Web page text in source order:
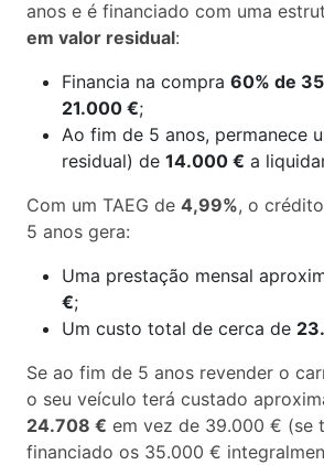
anos e é financiado com uma
em valor residual:
Financia na compra 60% de
21.000 €;
Ao fim de 5 anos, permanece
residual) de 14.000 € a
Com um TAEG de 4,99%, o
5 anos gera:
Uma prestação mensal
€;
Um custo total de cerca de
Se ao fim de 5 anos revender o
o seu veículo terá custado
24.708 € em vez de 39.000 € (se
financiado os 35.000 €